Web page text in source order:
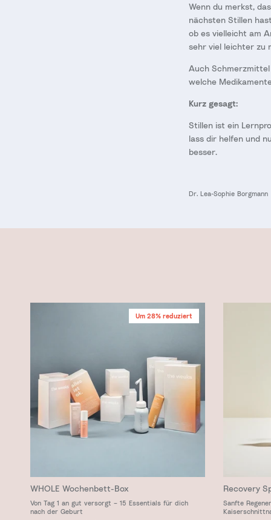
Wenn du merkst,
nächsten Stillen
ob es vielleicht am
sehr viel leichter zu
Auch
welche
Kurz gesagt:
Stillen ist ein
lass dir helfen und
besser.
Dr. Lea-Sophie Borgmann
Um 28% reduziert
WHOLE Wochenbett-Box
Von Tag 1 an gut versorgt – 15 Essentials für dich
nach der Geburt
Recovery
Sanfte